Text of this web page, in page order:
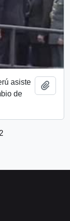
asiste
de